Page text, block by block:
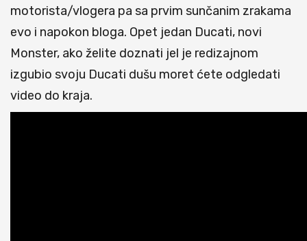
motorista/vlogera pa sa prvim sunčanim zrakama
evo i napokon bloga. Opet jedan Ducati, novi
Monster, ako želite doznati jel je redizajnom
izgubio svoju Ducati dušu moret ćete odgledati
video do kraja.